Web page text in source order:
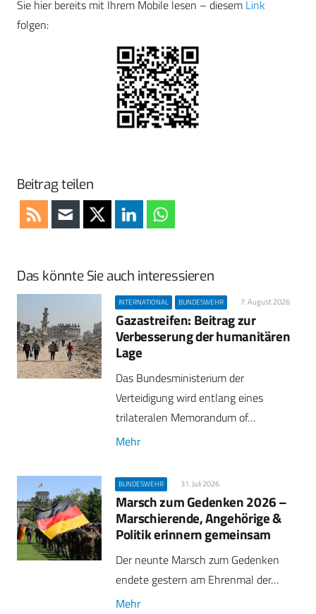
Sie hier bereits mit Ihrem Mobile lesen – diesem Link
folgen:
Beitrag teilen
Das könnte Sie auch interessieren
INTERNATIONAL BUNDESWEHR 7. August 2026
Gazastreifen: Beitrag zur
Verbesserung der humanitären
Lage
Das Bundesministerium der
Verteidigung wird entlang eines
trilateralen Memorandum of…
Mehr
BUNDESWEHR 31. Juli 2026
Marsch zum Gedenken 2026 –
Marschierende, Angehörige &
Politik erinnern gemeinsam
Der neunte Marsch zum Gedenken
endete gestern am Ehrenmal der…
Mehr